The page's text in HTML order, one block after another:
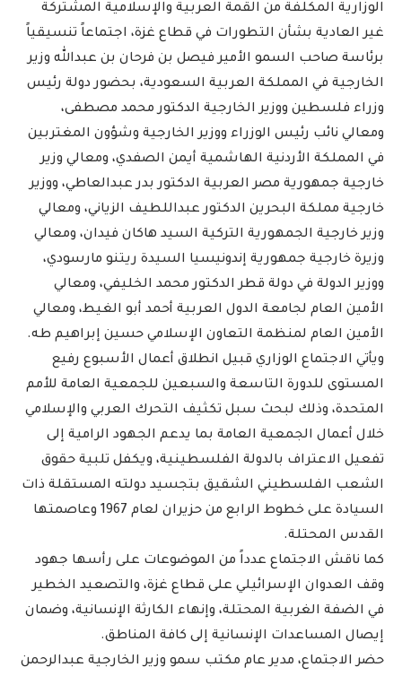
الوزارية المكلفة من القمة العربية والإسلامية المشتركة
غير العادية بشأن التطورات في قطاع غزة، اجتماعاً تنسيقياً
برئاسة صاحب السمو الأمير فيصل بن فرحان بن عبدالله وزير
الخارجية في المملكة العربية السعودية، بحضور دولة رئيس
وزراء فلسطين ووزير الخارجية الدكتور محمد مصطفى،
ومعالي نائب رئيس الوزراء ووزير الخارجية وشؤون المغتربين
في المملكة الأردنية الهاشمية أيمن الصفدي، ومعالي وزير
خارجية جمهورية مصر العربية الدكتور بدر عبدالعاطي، ووزير
خارجية مملكة البحرين الدكتور عبداللطيف الزياني، ومعالي
وزير خارجية الجمهورية التركية السيد هاكان فيدان، ومعالي
وزيرة خارجية جمهورية إندونيسيا السيدة ريتنو مارسودي،
ووزير الدولة في دولة قطر الدكتور محمد الخليفي، ومعالي
الأمين العام لجامعة الدول العربية أحمد أبو الغيط، ومعالي
الأمين العام لمنظمة التعاون الإسلامي حسين إبراهيم طه.
ويأتي الاجتماع الوزاري قبيل انطلاق أعمال الأسبوع رفيع
المستوى للدورة التاسعة والسبعين للجمعية العامة للأمم
المتحدة، وذلك لبحث سبل تكثيف التحرك العربي والإسلامي
خلال أعمال الجمعية العامة بما يدعم الجهود الرامية إلى
تفعيل الاعتراف بالدولة الفلسطينية، ويكفل تلبية حقوق
الشعب الفلسطيني الشقيق بتجسيد دولته المستقلة ذات
السيادة على خطوط الرابع من حزيران لعام 1967 وعاصمتها
القدس المحتلة.
كما ناقش الاجتماع عدداً من الموضوعات على رأسها جهود
وقف العدوان الإسرائيلي على قطاع غزة، والتصعيد الخطير
في الضفة الغربية المحتلة، وإنهاء الكارثة الإنسانية، وضمان
إيصال المساعدات الإنسانية إلى كافة المناطق.
حضر الاجتماع، مدير عام مكتب سمو وزير الخارجية عبدالرحمن